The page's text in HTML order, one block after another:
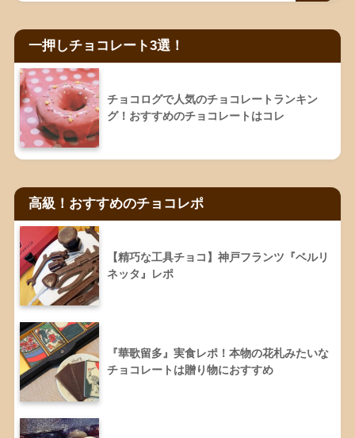
一押しチョコレート3選！
チョコログで人気のチョコレートランキン
グ！おすすめのチョコレートはコレ
高級！おすすめのチョコレポ
【精巧な工具チョコ】神戸フランツ『ベルリ
ネッタ』レポ
『華歌留多』実食レポ！本物の花札みたいな
チョコレートは贈り物におすすめ